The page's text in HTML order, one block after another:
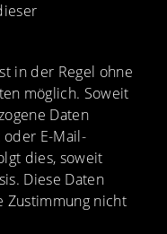
in der Regel ohne
möglich. Soweit
Daten
E-Mail-
dies, soweit
Diese Daten
Zustimmung nicht